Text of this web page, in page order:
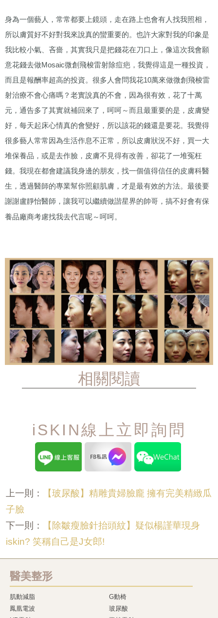
身為一個藝人，常常都要上鏡頭，走在路上也會有人找我照相，
所以膚質好不好對我來說真的蠻重要的。也許大家對我的印象是
我比較小氣、吝嗇，其實我只是把錢花在刀口上，像這次我會願
意花錢去做Mosaic微創飛梭雷射除痘疤，我覺得這是一種投資，
而且是報酬率超高的投資。很多人會問我花10萬來做微創飛梭雷
射治療不會心痛嗎？老實說真的不會，因為很有效，花了十萬
元，通告多了其實就補回來了，呵呵～而且最重要的是，皮膚變
好，每天起床心情真的會變好，所以該花的錢還是要花。我覺得
很多藝人常常因為生活作息不正常，所以皮膚狀況不好，買一大
堆保養品，或是去作臉，皮膚不見得有改善，卻花了一堆冤枉
錢。我現在都會建議我身邊的朋友，找一個值得信任的皮膚科醫
生，透過醫師的專業幫你照顧肌膚，才是最有效的方法。最後要
謝謝盧靜怡醫師，讓我可以繼續做諧星界的帥哥，搞不好會有保
養品廠商考慮找我去代言呢～呵呵。
相關閱讀
iSKIN線上立即詢問
上一則：
【玻尿酸】精雕貴婦臉龐 擁有完美精緻瓜
子臉
下一則：
【除皺瘦臉針抬頭紋】疑似楊謹華現身
iskin? 笑稱自己是J女郎!
醫美整形
肌動減脂
G動椅
鳳凰電波
玻尿酸